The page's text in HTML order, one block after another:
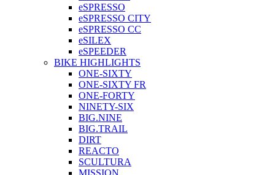
eSPRESSO
eSPRESSO CITY
eSPRESSO CC
eSILEX
eSPEEDER
BIKE HIGHLIGHTS
ONE-SIXTY
ONE-SIXTY FR
ONE-FORTY
NINETY-SIX
BIG.NINE
BIG.TRAIL
DIRT
REACTO
SCULTURA
MISSION